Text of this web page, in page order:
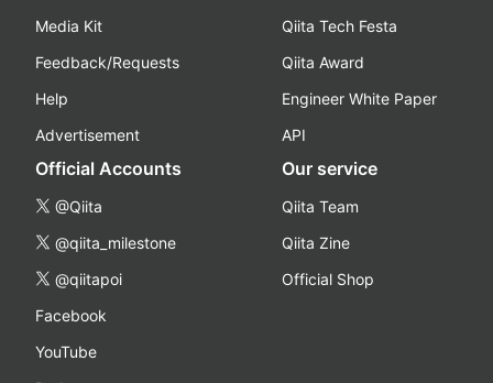
Media Kit
Feedback/Requests
Help
Advertisement
Qiita Tech Festa
Qiita Award
Engineer White Paper
API
Official Accounts
@Qiita
@qiita_milestone
@qiitapoi
Facebook
YouTube
Our service
Qiita Team
Qiita Zine
Official Shop